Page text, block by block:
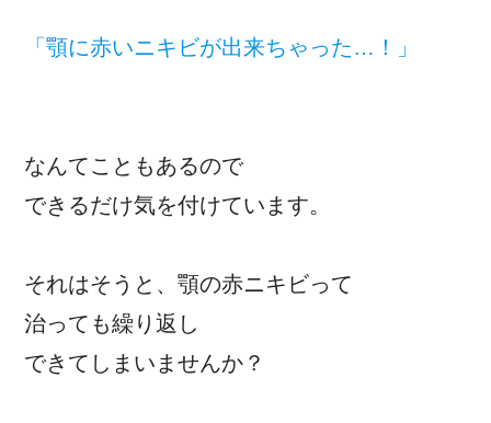
「顎に赤いニキビが出来ちゃった…！」
なんてこともあるので
できるだけ気を付けています。
それはそうと、顎の赤ニキビって
治っても繰り返し
できてしまいませんか？